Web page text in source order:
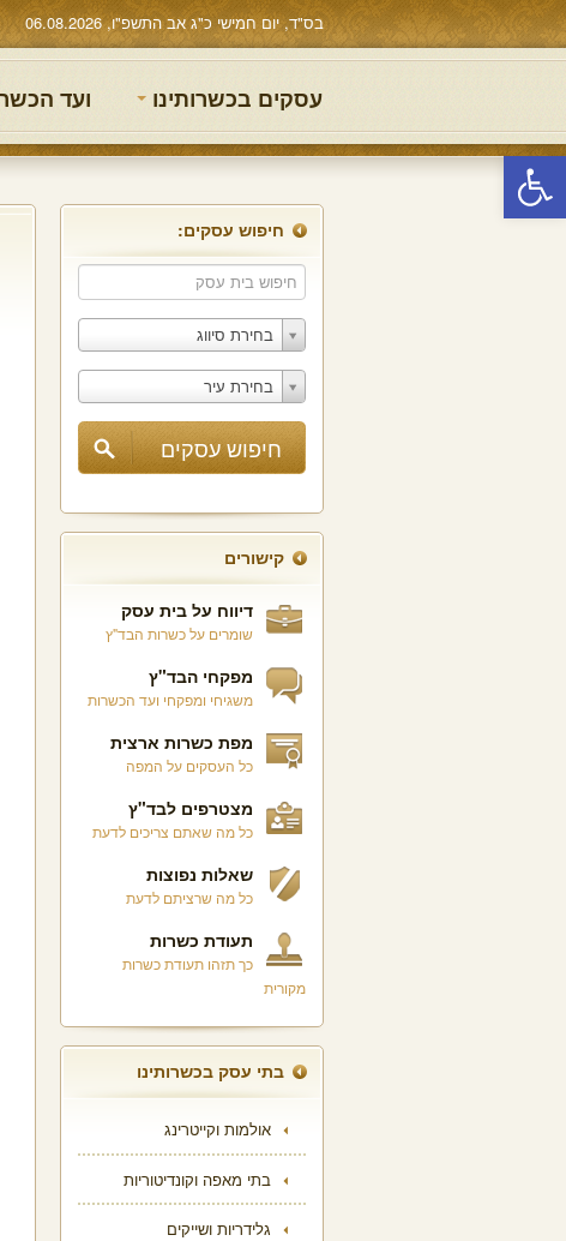
פתח סרגל נגישות
בס"ד, יום חמישי כ"ג אב התשפ"ו, 06.08.2026
עסקים בכשרותינו ועד
חיפוש עסקים:
בחירת סיווג
בחירת עיר
קישורים
דיווח על בית עסק
שומרים על כשרות הבד"ץ
מפקחי הבד"ץ
משגיחי ומפקחי ועד הכשרות
מפת כשרות ארצית
כל העסקים על המפה
מצטרפים לבד"ץ
כל מה שאתם צריכים לדעת
שאלות נפוצות
כל מה שרציתם לדעת
תעודת כשרות
כך תזהו תעודת כשרות
מקורית
בתי עסק בכשרותינו
אולמות וקייטרינג
בתי מאפה וקונדיטוריות
גלידריות ושייקים